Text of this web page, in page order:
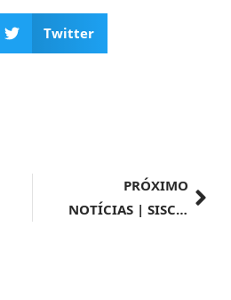
Twitter
PRÓXIMO
NOTÍCIAS | SISCOMEX | Importação nº 039/2024